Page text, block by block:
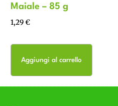
Maiale – 85 g
1,29€
Aggiungi al carrello